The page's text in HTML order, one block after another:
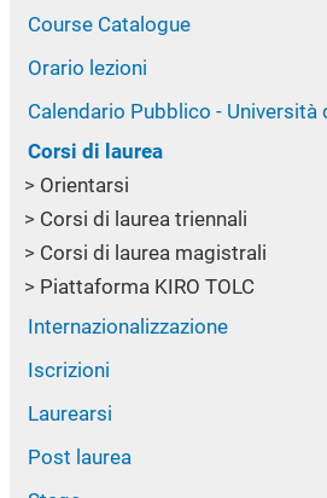
Course Catalogue
Orario lezioni
Calendario Pubblico - Università
Corsi di laurea
Orientarsi
Corsi di laurea triennali
Corsi di laurea magistrali
Piattaforma KIRO TOLC
Internazionalizzazione
Iscrizioni
Laurearsi
Post laurea